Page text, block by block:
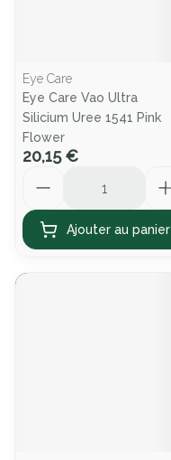
Eye Care
Eye Care Vao Ultra
Silicium Uree 1541 Pink
Flower
20,15 €
Ajouter au panier